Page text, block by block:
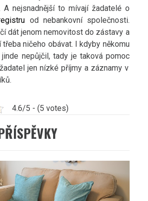
A nejsnadnější to mívají žadatelé o
od nebankovní společnosti.
dát jenom nemovitost do zástavy a
ničeho obávat. I kdyby někomu
nepůjčil, tady je taková pomoc
jen nízké příjmy a záznamy v
4.6/5 - (5 votes)